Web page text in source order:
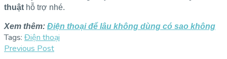
thuật hỗ trợ nhé.
Xem thêm: Điện thoại để lâu không dùng có sao không
Tags: Điện thoại
Previous Post